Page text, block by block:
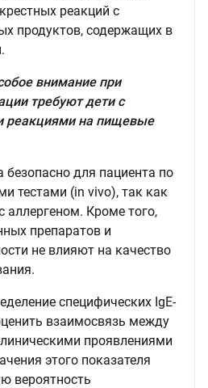
реакций с
продуктов, содержащих в
внимание при
требуют дети с
реакциями на пищевые
безопасно для пациента по
тестами (in vivo), так как
аллергеном. Кроме того,
препаратов и
не влияют на качество
специфических IgE-
взаимосвязь между
проявлениями
этого показателя
вероятность